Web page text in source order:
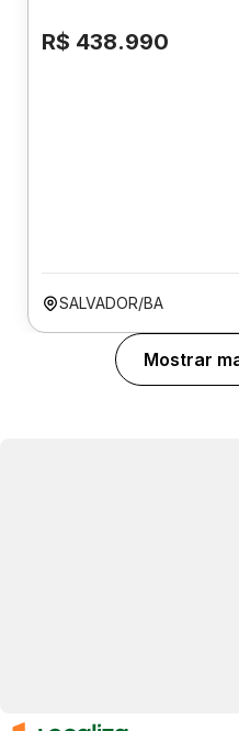
R$ 438.990
SALVADOR/BA
Mostrar